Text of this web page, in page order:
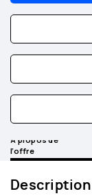
A propos de
l’offre
Description